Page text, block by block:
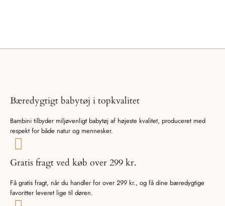
Bæredygtigt babytøj i topkvalitet
Bambini tilbyder miljøvenligt babytøj af højeste kvalitet, produceret med
respekt for både natur og mennesker.
Gratis fragt ved køb over 299 kr.
Få gratis fragt, når du handler for over 299 kr., og få dine bæredygtige
favoritter leveret lige til døren.